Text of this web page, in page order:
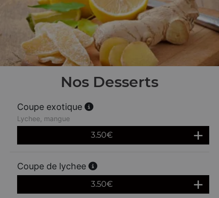
Nos Desserts
Coupe exotique
Lychee, mangue
3.50€
Coupe de lychee
3.50€